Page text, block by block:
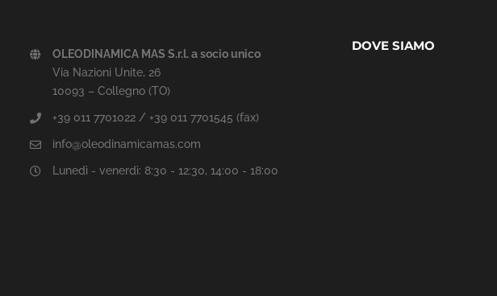
OLEODINAMICA MAS S.r.l. a socio unico
Via Nazioni Unite, 26
10093 – Collegno (TO)
+39 011 7701022 / +39 011 7701545 (fax)
info@oleodinamicamas.com
Lunedì - venerdì: 8:30 - 12:30, 14:00 - 18:00
DOVE SIAMO